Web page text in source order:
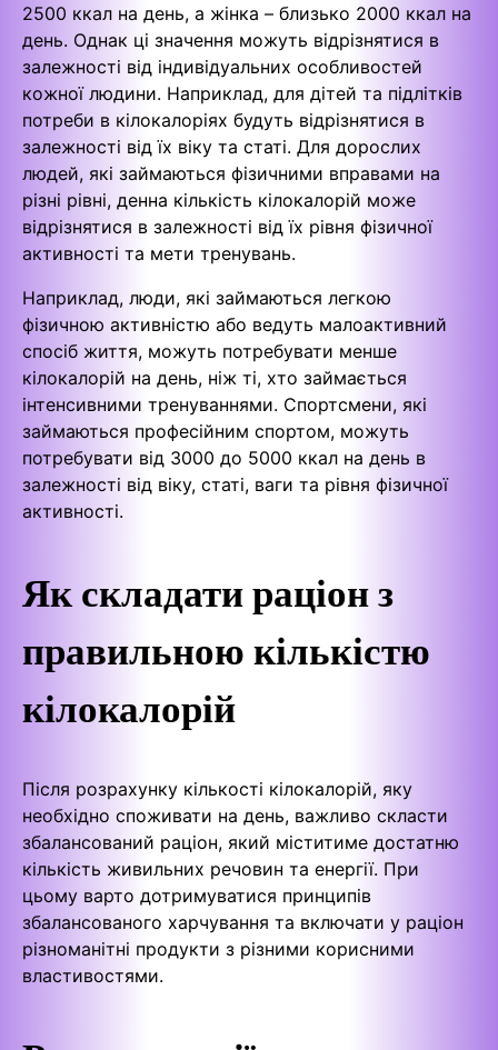
2500 ккал на день, а жінка – близько 2000 ккал на
день. Однак ці значення можуть відрізнятися в
залежності від індивідуальних особливостей
кожної людини. Наприклад, для дітей та підлітків
потреби в кілокалоріях будуть відрізнятися в
залежності від їх віку та статі. Для дорослих
людей, які займаються фізичними вправами на
різні рівні, денна кількість кілокалорій може
відрізнятися в залежності від їх рівня фізичної
активності та мети тренувань.
Наприклад, люди, які займаються легкою
фізичною активністю або ведуть малоактивний
спосіб життя, можуть потребувати менше
кілокалорій на день, ніж ті, хто займається
інтенсивними тренуваннями. Спортсмени, які
займаються професійним спортом, можуть
потребувати від 3000 до 5000 ккал на день в
залежності від віку, статі, ваги та рівня фізичної
активності.
Як складати раціон з
правильною кількістю
кілокалорій
Після розрахунку кількості кілокалорій, яку
необхідно споживати на день, важливо скласти
збалансований раціон, який міститиме достатню
кількість живильних речовин та енергії. При
цьому варто дотримуватися принципів
збалансованого харчування та включати у раціон
різноманітні продукти з різними корисними
властивостями.